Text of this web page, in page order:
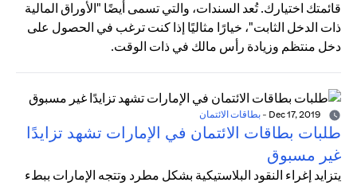
قائمتك اختيارك. تُعد السندات، والتي تسمى أيضًا "الأوراق المالية
ذات الدخل الثابت"، خيارًا مثاليًا إذا كنت ترغب في الحصول على
دخل منتظم وزيادة رأس مالك في ذات الوقت.
- بطاقات الائتمان
طلبات بطاقات الائتمان في الإمارات تشهد تزايدًا
غير مسبوق
يتزايد إغراء النقود البلاستيكية بشكل مطرد وتتجه الإمارات ببطء